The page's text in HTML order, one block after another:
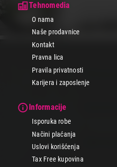
Tehnomedia
O nama
Naše prodavnice
Kontakt
Pravna lica
Pravila privatnosti
Karijera i zaposlenje
Informacije
Isporuka robe
Načini plaćanja
Uslovi korišćenja
Tax Free kupovina